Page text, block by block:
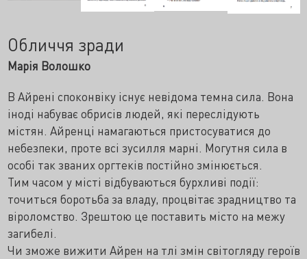
Обличчя зради
Марія Волошко
В Айрені споконвіку існує невідома темна сила. Вона
іноді набуває обрисів людей, які переслідують
містян. Айренці намагаються пристосуватися до
небезпеки, проте всі зусилля марні. Могутня сила в
особі так званих оргтеків постійно змінюється.
Тим часом у місті відбуваються бурхливі події:
точиться боротьба за владу, процвітає зрадництво та
віроломство. Зрештою це поставить місто на межу
загибелі.
Чи зможе вижити Айрен на тлі змін світогляду героїв